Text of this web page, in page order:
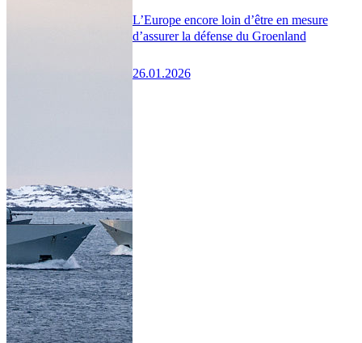
L’Europe encore loin d’être en mesure
d’assurer la défense du Groenland
26.01.2026